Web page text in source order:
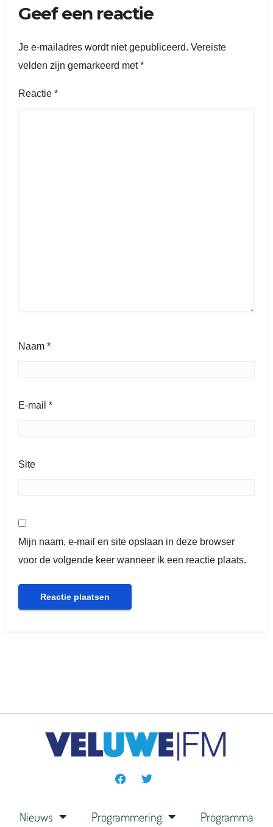
Geef een reactie
Je e-mailadres wordt niet gepubliceerd. Vereiste
velden zijn gemarkeerd met*
Reactie *
Naam *
E-mail *
Site
Mijn naam, e-mail en site opslaan in deze browser
voor de volgende keer wanneer ik een reactie plaats.
Nieuws Programmering Programma